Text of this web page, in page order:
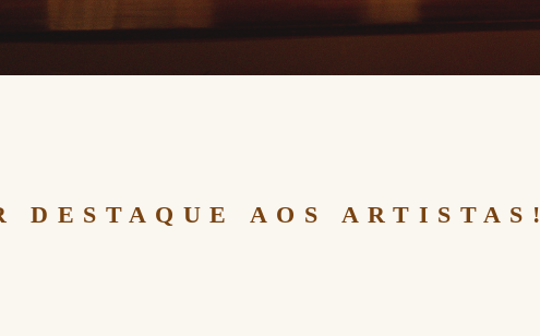
DESTAQUE AOS ARTISTAS!